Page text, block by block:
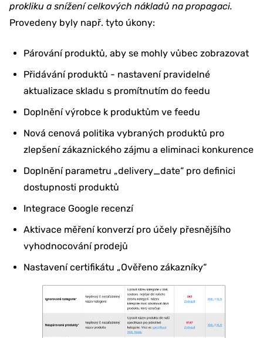
prokliku a snížení celkových nákladů na propagaci.
Provedeny byly např. tyto úkony:
Párování produktů, aby se mohly vůbec zobrazovat
Přidávání produktů - nastavení pravidelné
aktualizace skladu s promítnutím do feedu
Doplnění výrobce k produktům ve feedu
Nová cenová politika vybraných produktů pro
zlepšení zákaznického zájmu a eliminaci konkurence
Doplnění parametru „delivery_date“ pro definici
dostupnosti produktů
Integrace Google recenzí
Aktivace měření konverzí pro účely přesnějšího
vyhodnocování prodejů
Nastavení certifikátu „Ověřeno zákazníky“